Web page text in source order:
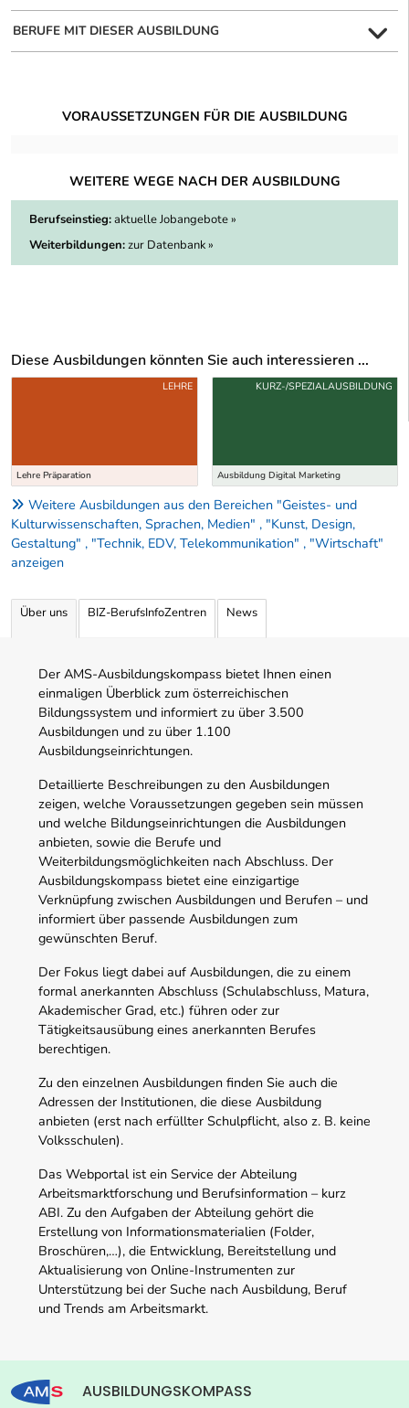
BERUFE MIT DIESER AUSBILDUNG
VORAUSSETZUNGEN FÜR DIE AUSBILDUNG
WEITERE WEGE NACH DER AUSBILDUNG
Berufseinstieg:aktuelle Jobangebote »
Weiterbildungen:zur Datenbank »
Diese Ausbildungen könnten Sie auch interessieren ...
Uber weitere Ausbildungsvorschläge
Lehre Präparation
LEHRE
Ausbildung Digital Marketing
KURZ-/SPEZIALAUSBILDUNG
Weitere Ausbildungen aus den Bereichen "Geistes- und
Kulturwissenschaften, Sprachen, Medien" , "Kunst, Design,
Gestaltung" , "Technik, EDV, Telekommunikation" , "Wirtschaft"
anzeigen
Über uns BIZ-BerufsInfoZentren News
Der AMS-Ausbildungskompass bietet Ihnen einen
einmaligen Überblick zum österreichischen
Bildungssystem und informiert zu über 3.500
Ausbildungen und zu über 1.100
Ausbildungseinrichtungen.
Detaillierte Beschreibungen zu den Ausbildungen
zeigen, welche Voraussetzungen gegeben sein müssen
und welche Bildungseinrichtungen die Ausbildungen
anbieten, sowie die Berufe und
Weiterbildungsmöglichkeiten nach Abschluss. Der
Ausbildungskompass bietet eine einzigartige
Verknüpfung zwischen Ausbildungen und Berufen – und
informiert über passende Ausbildungen zum
gewünschten Beruf.
Der Fokus liegt dabei auf Ausbildungen, die zu einem
formal anerkannten Abschluss (Schulabschluss, Matura,
Akademischer Grad, etc.) führen oder zur
Tätigkeitsausübung eines anerkannten Berufes
berechtigen.
Zu den einzelnen Ausbildungen finden Sie auch die
Adressen der Institutionen, die diese Ausbildung
anbieten (erst nach erfüllter Schulpflicht, also z. B. keine
Volksschulen).
Das Webportal ist ein Service der Abteilung
Arbeitsmarktforschung und Berufsinformation – kurz
ABI. Zu den Aufgaben der Abteilung gehört die
Erstellung von Informationsmaterialien (Folder,
Broschüren,…), die Entwicklung, Bereitstellung und
Aktualisierung von Online-Instrumenten zur
Unterstützung bei der Suche nach Ausbildung, Beruf
und Trends am Arbeitsmarkt.
AUSBILDUNGSKOMPASS